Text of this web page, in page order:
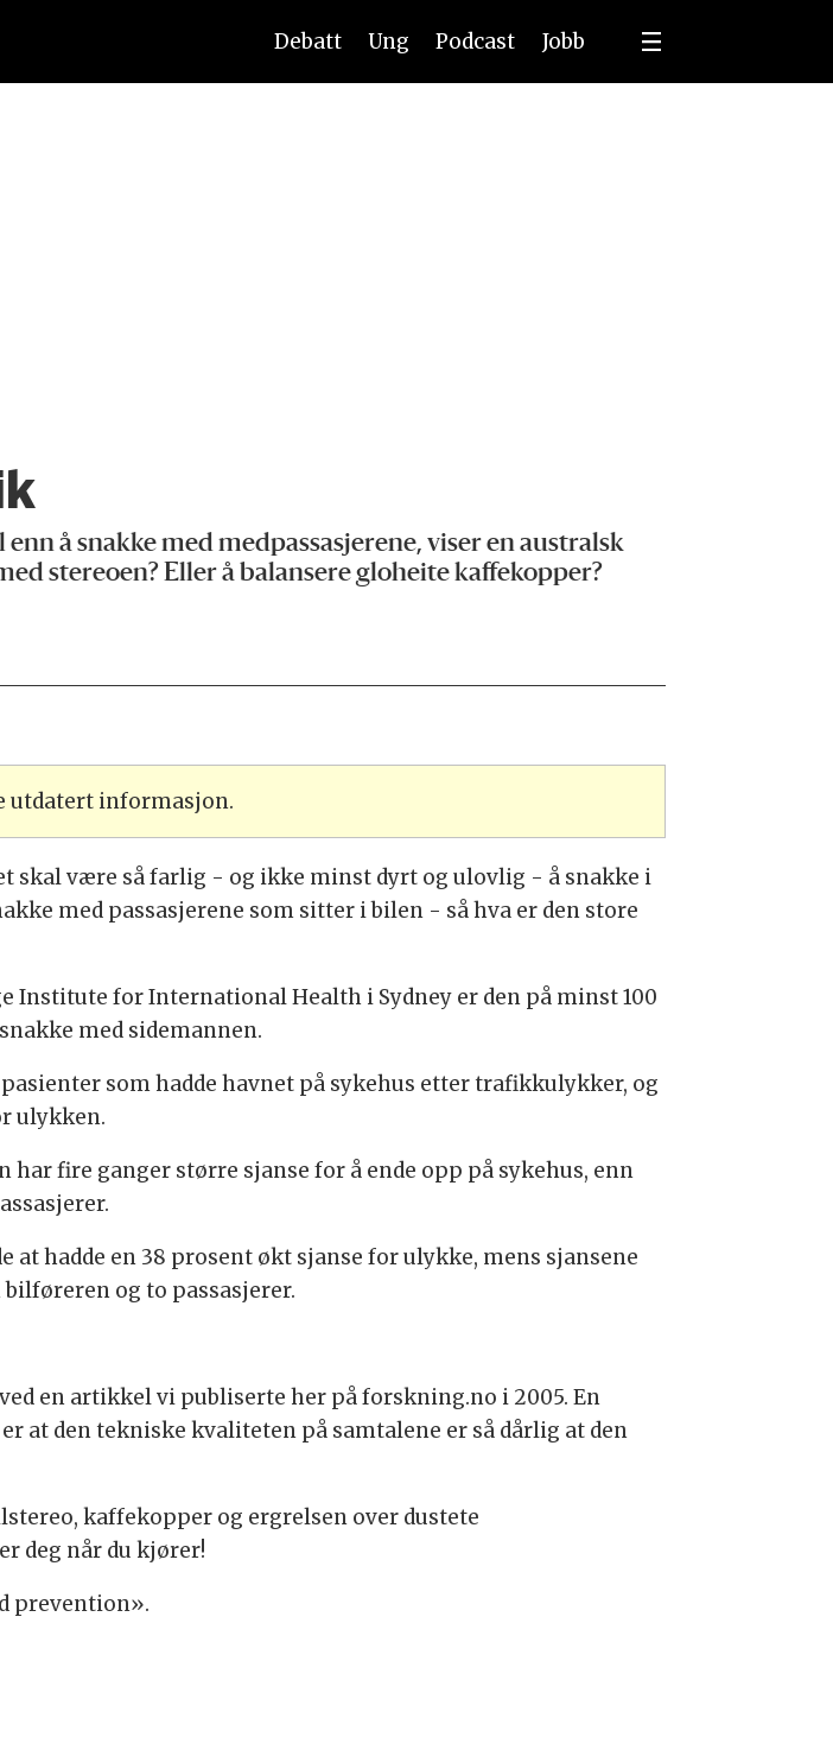
Debatt Ung Podcast Jobb
å snakke med medpassasjerene, viser en australsk
stereoen? Eller å balansere gloheite kaffekopper?
utdatert informasjon.
skal være så farlig - og ikke minst dyrt og ulovlig - å snakke i
med passasjerene som sitter i bilen - så hva er den store
Institute for International Health i Sydney er den på minst 100
med sidemannen.
som hadde havnet på sykehus etter trafikkulykker, og
ulykken.
fire ganger større sjanse for å ende opp på sykehus, enn
hadde en 38 prosent økt sjanse for ulykke, mens sjansene
og to passasjerer.
en artikkel vi publiserte her på forskning.no i 2005. En
at den tekniske kvaliteten på samtalene er så dårlig at den
kaffekopper og ergrelsen over dustete
deg når du kjører!
prevention».